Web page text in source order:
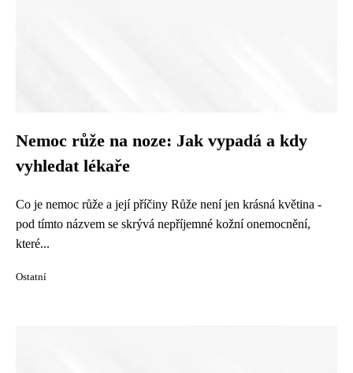
Nemoc růže na noze: Jak vypadá a kdy
vyhledat lékaře
Co je nemoc růže a její příčiny Růže není jen krásná květina -
pod tímto názvem se skrývá nepříjemné kožní onemocnění,
které...
Ostatní